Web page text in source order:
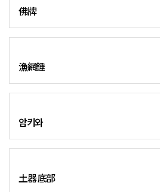
佛牌
漁網錘
암키와
土器 底部